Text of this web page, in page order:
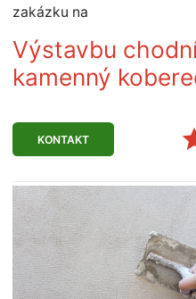
zakázku na
Výstavbu
kamenný
KONTAKT